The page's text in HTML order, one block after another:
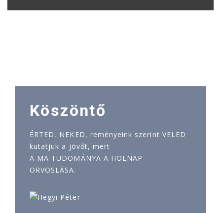
Köszöntő
ÉRTED, NEKED, reményeink szerint VELED
kutatjuk a jövőt, mert
A MA TUDOMÁNYA A HOLNAP
ORVOSLÁSA.